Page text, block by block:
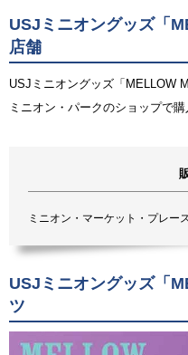
USJミニオングッズ「
店舗
USJミニオングッズ「MELLOW
ミニオン・パークのショップで購
ミニオン・マーケット・プレー
USJミニオングッズ「
ツ